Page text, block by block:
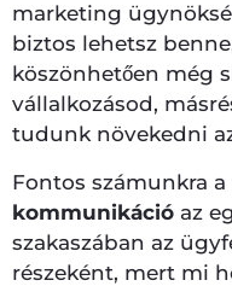
marketing
biztos lehetsz
köszönhetően még
vállalkozásod,
tudunk növekedni
Fontos számunkra a
kommunikáció az
szakaszában az
részeként, mert mi